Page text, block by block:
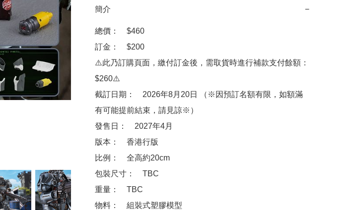
簡介 −
總價：　$460
訂金：　$200
⚠️此乃訂購頁面，繳付訂金後，需取貨時進行補款支付餘額：
$260⚠️
截訂日期：　2026年8月20日 （※因預訂名額有限，如額滿
有可能提前結束，請見諒※）
發售日：　2027年4月
版本：　香港行版
比例：　全高約20cm
包裝尺寸：　TBC
重量：　TBC
物料：　組裝式塑膠模型